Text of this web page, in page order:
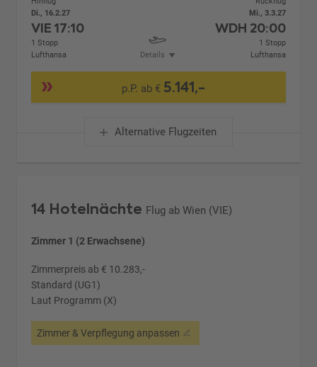
Di., 16.2.27
VIE17:10
1 Stopp
Lufthansa
Details
Mi., 3.3.27
WDH 20:00
1 Stopp
Lufthansa
p.P. ab € 5.141,-
Alternative Flugzeiten
14 Hotelnächte Flug ab Wien (VIE)
Zimmer 1 (2 Erwachsene)
Zimmerpreis ab € 10.283,-
Standard (UG1)
Laut Programm (X)
Zimmer & Verpflegung anpassen